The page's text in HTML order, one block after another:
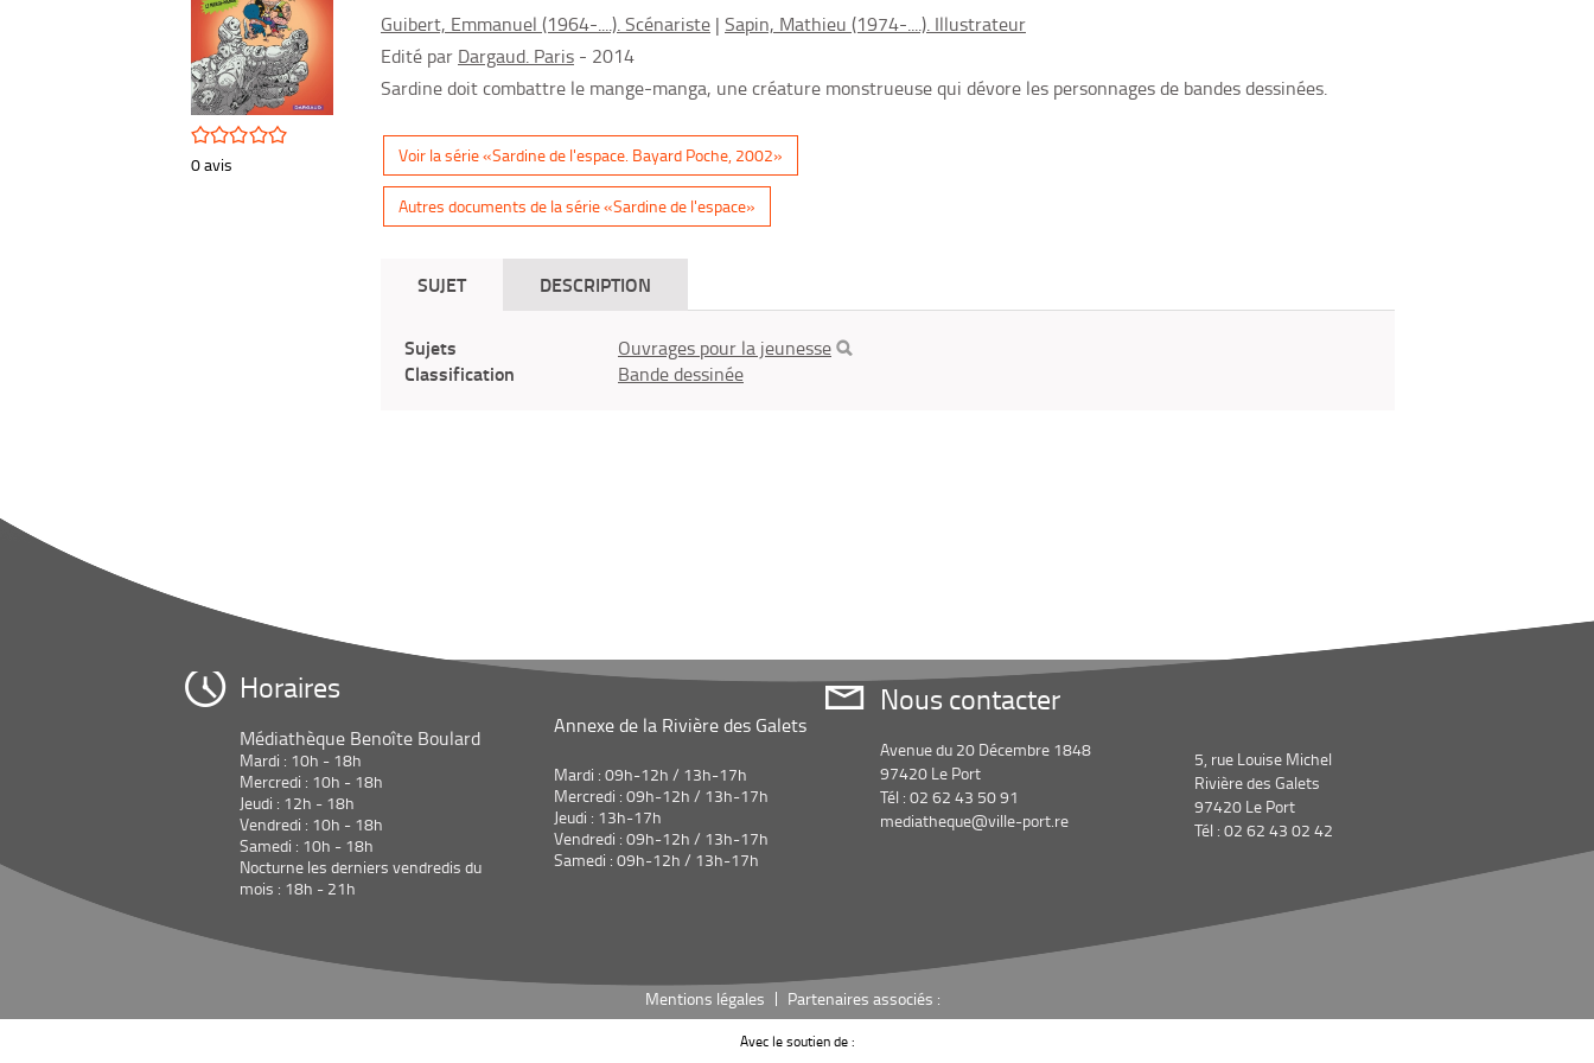
/5
0avis
Guibert, Emmanuel (1964-....). Scénariste | Sapin, Mathieu (1974-....). Illustrateur
Edité par Dargaud. Paris - 2014
Sardine doit combattre le mange-manga, une créature monstrueuse qui dévore les personnages de bandes dessinées.
Voir la série «Sardine de l'espace. Bayard Poche, 2002»
Autres documents de la série «Sardine de l'espace»
SUJET DESCRIPTION
Sujets Ouvrages pour la jeunesse
Classification Bande dessinée
Horaires
Médiathèque Benoîte Boulard
Mardi : 10h - 18h
Mercredi : 10h - 18h
Jeudi : 12h - 18h
Vendredi : 10h - 18h
Samedi : 10h - 18h
Nocturne les derniers vendredis du
mois : 18h - 21h
Annexe de la Rivière des Galets
Mardi : 09h-12h / 13h-17h
Mercredi : 09h-12h / 13h-17h
Jeudi : 13h-17h
Vendredi : 09h-12h / 13h-17h
Samedi : 09h-12h / 13h-17h
Nous contacter
Avenue du 20 Décembre 1848
97420 Le Port
Tél : 02 62 43 50 91
mediatheque@ville-port.re
5, rue Louise Michel
Rivière des Galets
97420 Le Port
Tél : 02 62 43 02 42
Mentions légales Partenaires associés :
Avec le soutien de :